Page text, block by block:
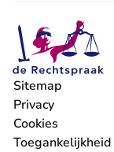
Sitemap
Privacy
Cookies
Toegankelijkheid